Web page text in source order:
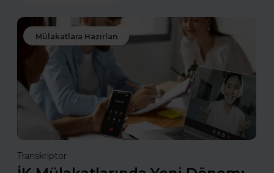
Mülakatlara Hazırlan
Transkriptor